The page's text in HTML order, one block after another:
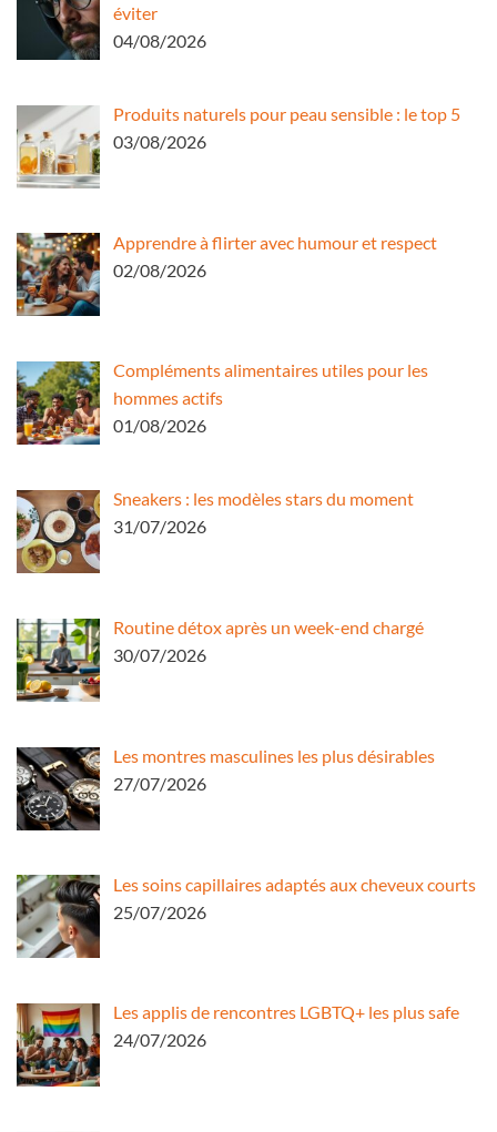
éviter
04/08/2026
Produits naturels pour peau sensible : le top 5
03/08/2026
Apprendre à flirter avec humour et respect
02/08/2026
Compléments alimentaires utiles pour les
hommes actifs
01/08/2026
Sneakers : les modèles stars du moment
31/07/2026
Routine détox après un week-end chargé
30/07/2026
Les montres masculines les plus désirables
27/07/2026
Les soins capillaires adaptés aux cheveux courts
25/07/2026
Les applis de rencontres LGBTQ+ les plus safe
24/07/2026